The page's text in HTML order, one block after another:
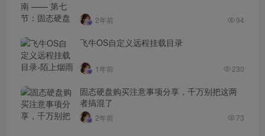
2年前 94
飞牛OS自定义远程挂载目录
1年前 230
固态硬盘购买注意事项分享，千万别把这两
者搞混了
2年前 73